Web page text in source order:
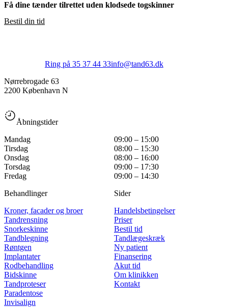
Få dine tænder tilrettet uden klodsede togskinner
Bestil din tid
Ring på 35 37 44 33info@tand63.dk
Nørrebrogade 63
2200 København N
Åbningstider
Mandag
09:00 – 15:00
Tirsdag
08:00 – 15:30
Onsdag
08:00 – 16:00
Torsdag
09:00 – 17:30
Fredag
09:00 – 14:30
Behandlinger
Kroner, facader og broer
Tandrensning
Snorkeskinne
Tandblegning
Røntgen
Implantater
Rodbehandling
Bidskinne
Tandproteser
Paradentose
Invisalign
Sider
Handelsbetingelser
Priser
Bestil tid
Tandlægeskræk
Ny patient
Finansering
Akut tid
Om klinikken
Kontakt